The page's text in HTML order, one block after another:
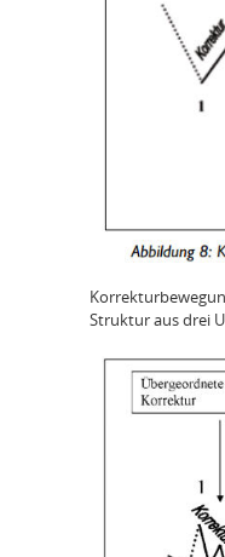
Struktur aus drei